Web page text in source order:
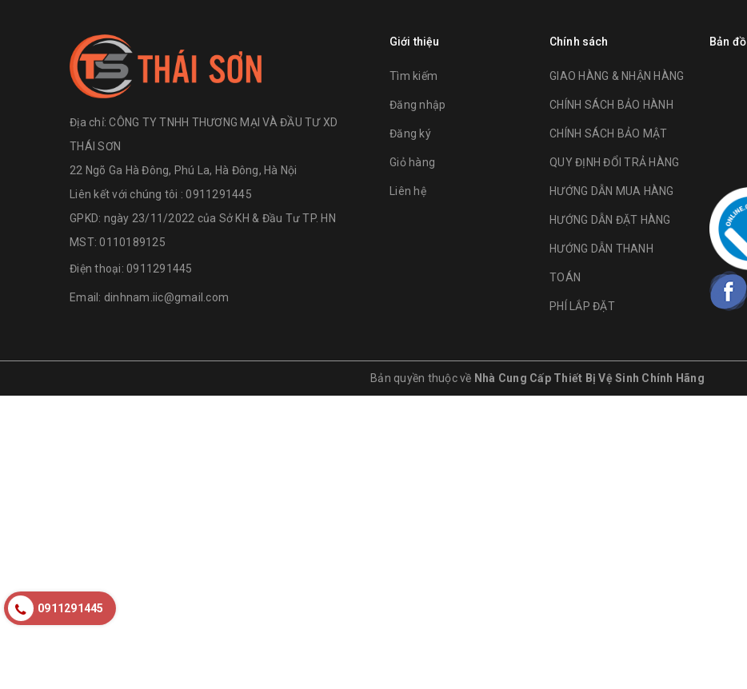
Địa chỉ:CÔNG TY TNHH THƯƠNG MẠI VÀ ĐẦU TƯ XD
THÁI SƠN
22 Ngõ Ga Hà Đông, Phú La, Hà Đông, Hà Nội
Liên kết với chúng tôi : 0911291445
GPKD: ngày 23/11/2022 của Sở KH & Đầu Tư TP. HN
MST: 0110189125
Điện thoại: 0911291445
Email: dinhnam.iic@gmail.com
Giới thiệu
Tìm kiếm
Đăng nhập
Đăng ký
Giỏ hàng
Liên hệ
Chính sách
GIAO HÀNG & NHẬN HÀNG
CHÍNH SÁCH BẢO HÀNH
CHÍNH SÁCH BẢO MẬT
QUY ĐỊNH ĐỔI TRẢ HÀNG
HƯỚNG DẪN MUA HÀNG
HƯỚNG DẪN ĐẶT HÀNG
HƯỚNG DẪN THANH
TOÁN
PHÍ LẮP ĐẶT
Bản đồ
Bản quyền thuộc về Nhà Cung Cấp Thiết Bị Vệ Sinh Chính Hãng
0911291445